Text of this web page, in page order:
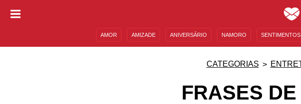
AMOR AMIZADE ANIVERSÁRIO NAMORO SENTIMENTOS
CATEGORIAS
FRASES